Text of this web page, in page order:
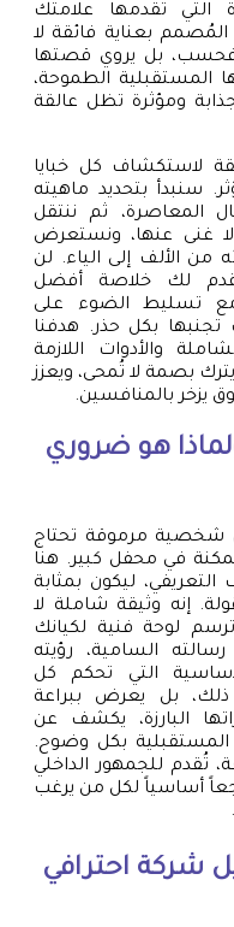
التي تقدمها علامتك
المُصمم بعناية فائقة لا
بل يروي قصتها
المستقبلية الطموحة،
ومؤثرة تظل عالقة
لاستكشاف كل خبايا
سنبدأ بتحديد ماهيته
المعاصرة، ثم ننتقل
لا غنى عنها، ونستعرض
من الألف إلى الياء. لن
لك خلاصة أفضل
مع تسليط الضوء على
تجنبها بكل حذر. هدفنا
والأدوات اللازمة
يترك بصمة لا تُمحى، ويعزز
يزخر بالمنافسين.
هو ضروري
مرموقة تحتاج
في محفل كبير. هنا
التعريفي، ليكون بمثابة
إنه وثيقة شاملة لا
لوحة فنية لكيانك
السامية، رؤيته
التي تحكم كل
ذلك، بل يعرض ببراعة
البارزة، يكشف عن
المستقبلية بكل وضوح.
تُقدم للجمهور الداخلي
أساسياً لكل من يرغب
شركة احترافي